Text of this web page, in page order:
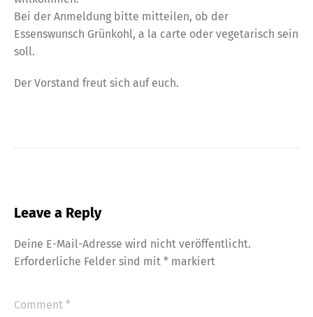
Bei der Anmeldung bitte mitteilen, ob der
Essenswunsch Grünkohl, a la carte oder vegetarisch sein
soll.
Der Vorstand freut sich auf euch.
Leave a Reply
Deine E-Mail-Adresse wird nicht veröffentlicht.
Erforderliche Felder sind mit * markiert